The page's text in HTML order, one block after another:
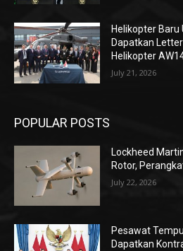
Helikopter Baru
Dapatkan
Helikopter
July 21, 2026
POPULAR POSTS
Lockheed
Rotor,
July 22, 2026
Pesawat
Dapatkan